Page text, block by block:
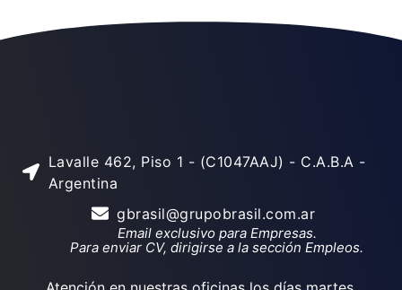
Lavalle 462, Piso 1 - (C1047AAJ) - C.A.B.A -
Argentina
gbrasil@grupobrasil.com.ar
Email exclusivo para Empresas.
Para enviar CV, dirigirse a la sección Empleos.